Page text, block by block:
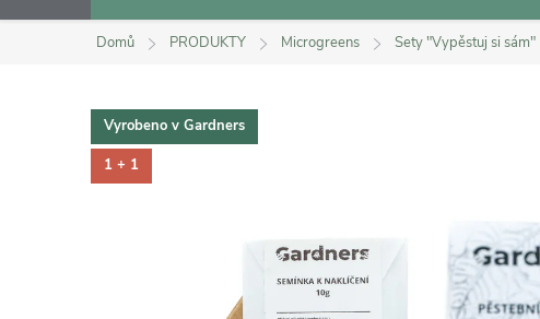
Domů PRODUKTY Microgreens Sety "Vypěstuj si sám"
Vyrobeno v Gardners
1 + 1